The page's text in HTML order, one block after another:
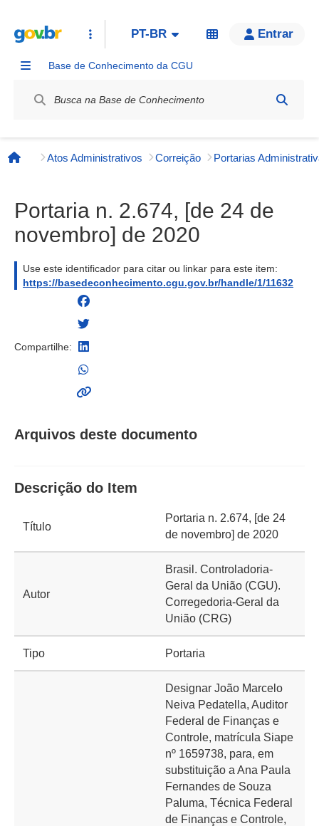
PT-BR Entrar
Base de Conhecimento da CGU
Página inicial
Atos Administrativos Correição
Portaria n. 2.674, [de 24 de
novembro] de 2020
Use este identificador para citar ou linkar para este item:
https://basedeconhecimento.cgu.gov.br/handle/1/11632
Compartilhe:
Arquivos deste documento
Descrição do Item
Título
Portaria n. 2.674, [de 24
de novembro] de 2020
Autor
Brasil. Controladoria-
Geral da União (CGU).
Corregedoria-Geral da
União (CRG)
Tipo Portaria
Designar João Marcelo
Neiva Pedatella, Auditor
Federal de Finanças e
Controle, matrícula Siape
nº 1659738, para, em
substituição a Ana Paula
Fernandes de Souza
Paluma, Técnica Federal
de Finanças e Controle,